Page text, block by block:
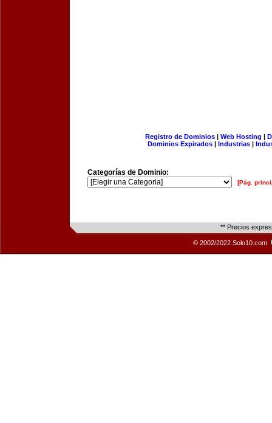
Registro de Dominios| Web Hosting |
Dominios Expirados | Industrias |
Categorías de Dominio:
[Pág.
** Precios
© 2002/2022 Solo10.com